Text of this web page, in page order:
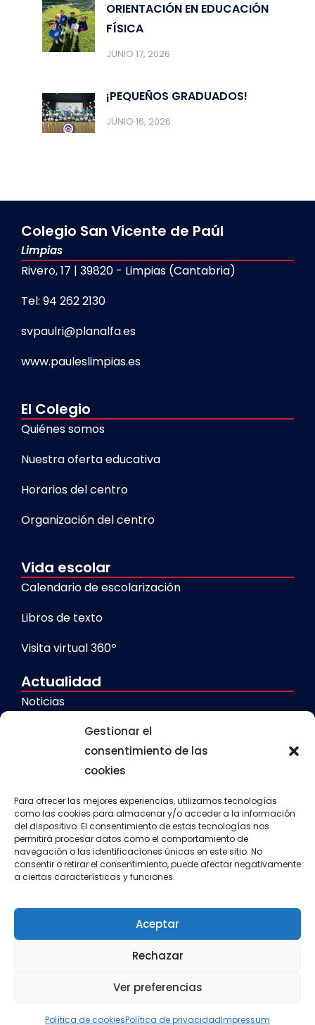
Gestionar el
consentimiento de las
cookies
Para ofrecer las mejores experiencias, utilizamos tecnologías
como las cookies para almacenar y/o acceder a la información
del dispositivo. El consentimiento de estas tecnologías nos
permitirá procesar datos como el comportamiento de
navegación o las identificaciones únicas en este sitio. No
consentir o retirar el consentimiento, puede afectar negativamente
a ciertas características y funciones.
Aceptar
Rechazar
Ver preferencias
Política de cookiesPolítica de privacidadImpressum
ORIENTACIÓN EN EDUCACIÓN
FÍSICA
JUNIO 17, 2026
¡PEQUEÑOS GRADUADOS!
JUNIO 16, 2026
Colegio San Vicente de Paúl
Limpias
Rivero, 17 | 39820 - Limpias (Cantabria)
Tel: 94 262 2130
svpaulri@planalfa.es
www.pauleslimpias.es
El Colegio
Quiénes somos
Nuestra oferta educativa
Horarios del centro
Organización del centro
Vida escolar
Calendario de escolarización
Libros de texto
Visita virtual 360º
Actualidad
Noticias
Comedor escolar
Calendario escolar
Transporte escolar
Actividades extraescolares